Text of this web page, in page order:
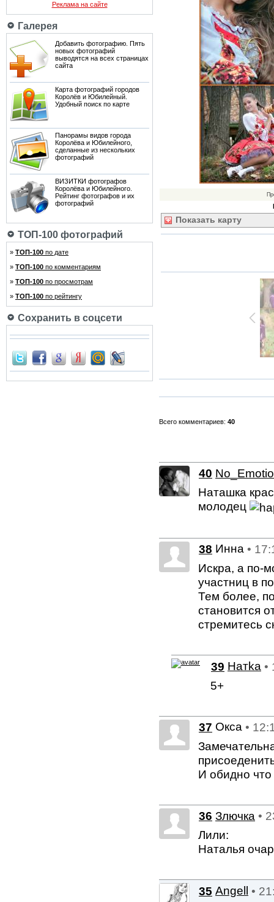
Реклама на сайте
Галерея
Добавить фотографию. Пять
новых фотографий
выводятся на всех страницах
сайта
Карта фотографий городов
Королёв и Юбилейный.
Удобный поиск по карте
Панорамы видов города
Королёва и Юбилейного,
сделанные из нескольких
фотографий
ВИЗИТКИ фотографов
Королёва и Юбилейного.
Рейтинг фотографов и их
фотографий
ТОП-100 фотографий
» ТОП-100 по дате
» ТОП-100 по комментариям
» ТОП-100 по просмотрам
» ТОП-100 по рейтингу
Сохранить в соцсети
Показать карту
Всего комментариев: 40
40
Наташка
молодец
38 Инна •
Искра, а по-
участниц в
Тем более,
становится
стремитесь
39 Натkа •
5+
37 Окса •
И обидно что
36 Злючка •
Лили:
Наталья
35 Angell •